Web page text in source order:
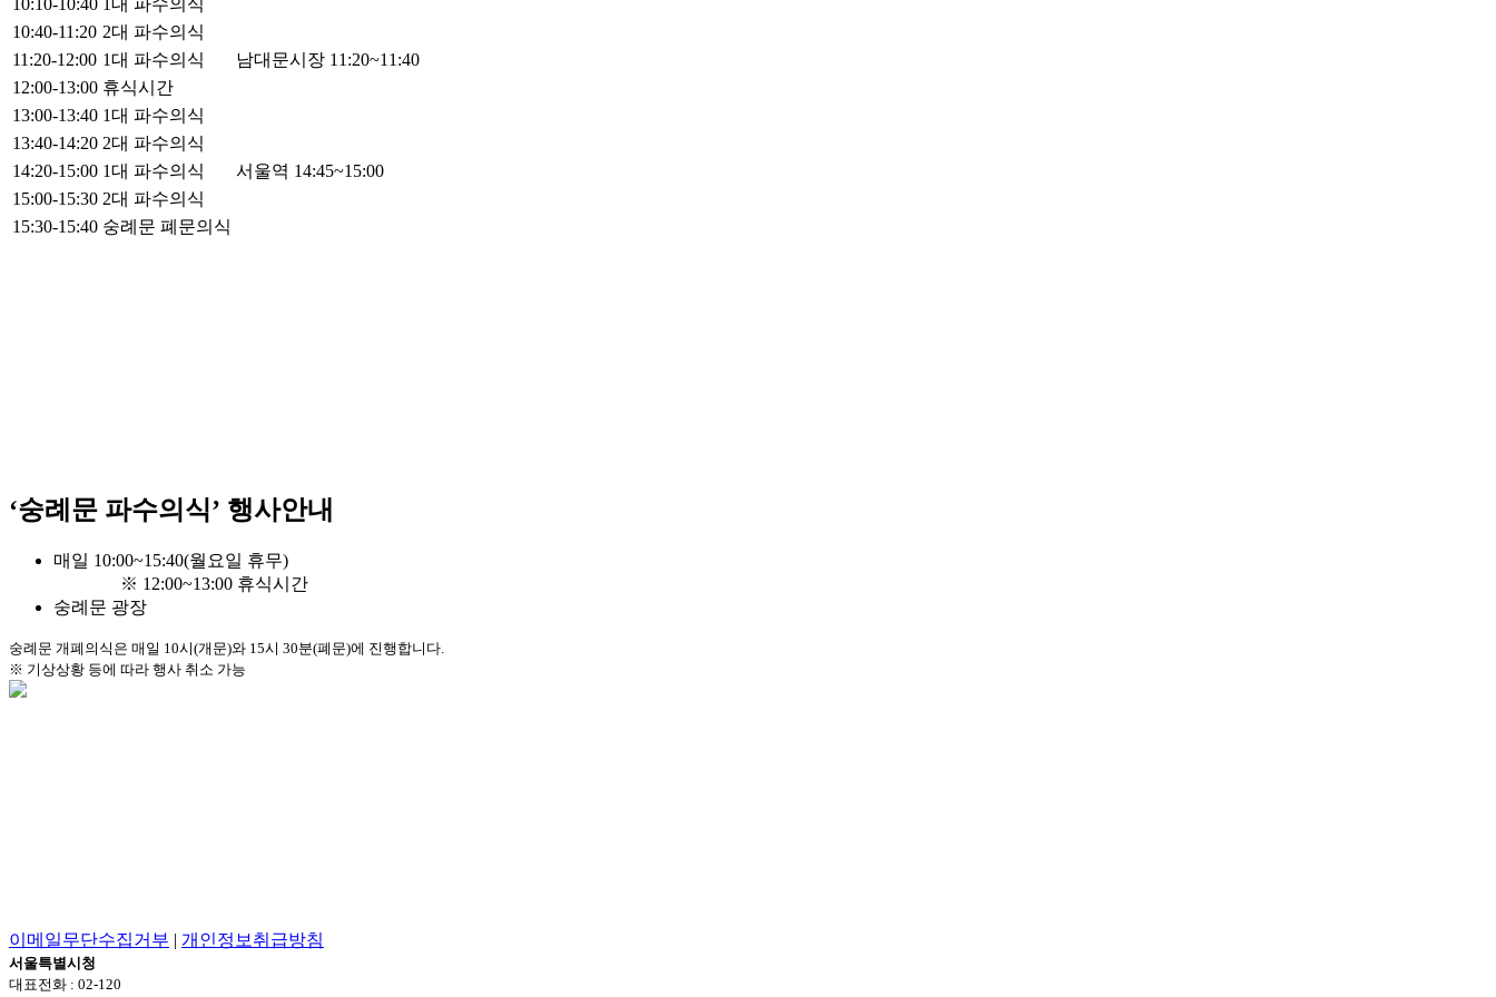
10:10-10:40
1대 파수의식
10:40-11:20 2대 파수의식
11:20-12:00 1대 파수의식
남대문시장 11:20~11:40
12:00-13:00 휴식시간
13:00-13:40 1대 파수의식
13:40-14:20 2대 파수의식
14:20-15:00 1대 파수의식
서울역 14:45~15:00
15:00-15:30 2대 파수의식
15:30-15:40 숭례문 폐문의식
‘숭례문 파수의식’ 행사안내
매일 10:00~15:40(월요일 휴무)
※ 12:00~13:00 휴식시간
숭례문 광장
숭례문 개폐의식은 매일 10시(개문)와 15시 30분(폐문)에 진행합니다.
※ 기상상황 등에 따라 행사 취소 가능
이메일무단수집거부 | 개인정보취급방침
서울특별시청
대표전화 : 02-120